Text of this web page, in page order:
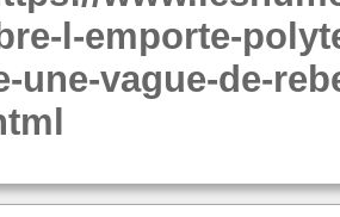
l-emporte-
une-vague-de-